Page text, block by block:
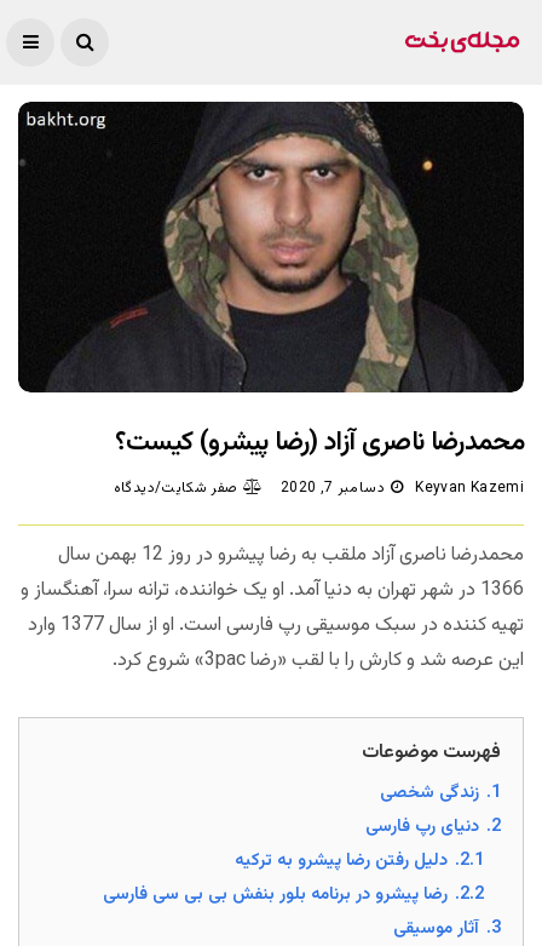
محمدرضا ناصری آزاد (رضا پیشرو) کیست؟
Keyvan Kazemi دسامبر 7, 2020 صفر شکایت/دیدگاه
محمدرضا ناصری آزاد ملقب به رضا پیشرو در روز 12 بهمن سال
1366 در شهر تهران به دنیا آمد. او یک خواننده، ترانه سرا، آهنگساز و
تهیه کننده در سبک موسیقی رپ فارسی است. او از سال 1377 وارد
این عرصه شد و کارش را با لقب «رضا 3pac» شروع کرد.
فهرست موضوعات
1. زندگی شخصی
2. دنیای رپ فارسی
2.1. دلیل رفتن رضا پیشرو به ترکیه
2.2. رضا پیشرو در برنامه بلور بنفش بی بی سی فارسی
3. آثار موسیقی